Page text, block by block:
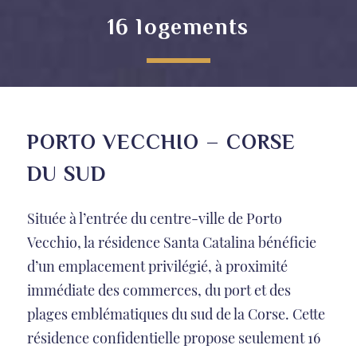
16 logements
PORTO VECCHIO – CORSE
DU SUD
Située à l’entrée du centre-ville de Porto
Vecchio, la résidence Santa Catalina bénéficie
d’un emplacement privilégié, à proximité
immédiate des commerces, du port et des
plages emblématiques du sud de la Corse. Cette
résidence confidentielle propose seulement 16